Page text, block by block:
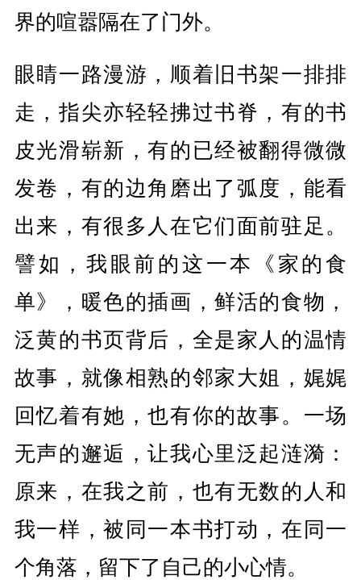
界的喧嚣隔在了门外。
眼睛一路漫游，顺着旧书架一排排
走，指尖亦轻轻拂过书脊，有的书
皮光滑崭新，有的已经被翻得微微
发卷，有的边角磨出了弧度，能看
出来，有很多人在它们面前驻足。
譬如，我眼前的这一本《家的食
单》，暖色的插画，鲜活的食物，
泛黄的书页背后，全是家人的温情
故事，就像相熟的邻家大姐，娓娓
回忆着有她，也有你的故事。一场
无声的邂逅，让我心里泛起涟漪：
原来，在我之前，也有无数的人和
我一样，被同一本书打动，在同一
个角落，留下了自己的小心情。